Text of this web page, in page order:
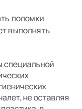
поломки
выполнять
специальной
не оставляя